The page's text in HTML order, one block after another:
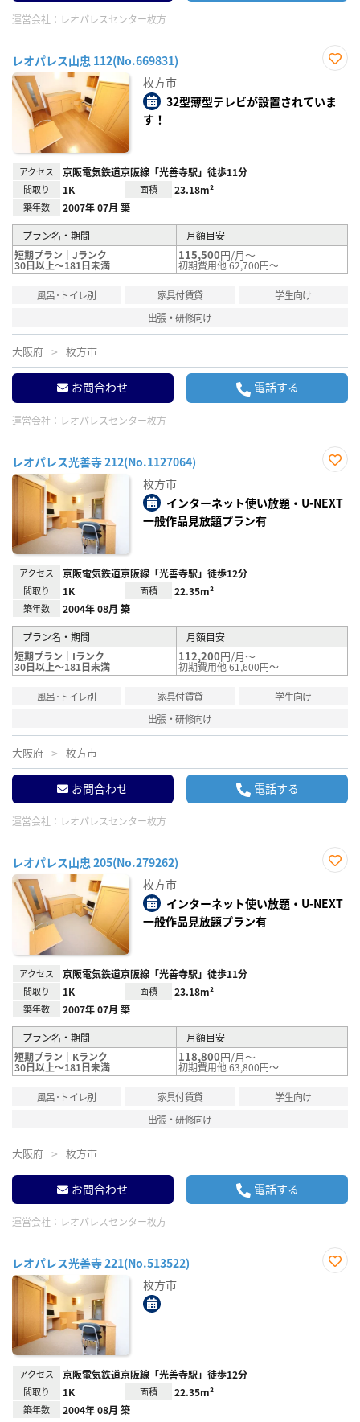
運営会社： レオパレスセンター枚方
レオパレス山忠 112(No.669831)
り登
録
枚方市
32型薄型テレビが設置されていま
す！
アクセス 京阪電気鉄道京阪線「光善寺駅」徒歩11分
間取り 1K 面積 23.18m²
築年数 2007年 07月 築
プラン名・期間
月額目安
短期プラン｜Jランク
30日以上～181日未満
115,500円/月～
初期費用他 62,700円～
風呂･トイレ別 家具付賃貸
学生向け
出張・研修向け
大阪府 枚方市
お問合わせ 電話する
運営会社： レオパレスセンター枚方
レオパレス光善寺 212(No.1127064)
り登
録
枚方市
インターネット使い放題・U-NEXT
一般作品見放題プラン有
アクセス 京阪電気鉄道京阪線「光善寺駅」徒歩12分
間取り 1K 面積 22.35m²
築年数 2004年 08月 築
プラン名・期間
月額目安
短期プラン｜Iランク
30日以上～181日未満
112,200円/月～
初期費用他 61,600円～
風呂･トイレ別 家具付賃貸
学生向け
出張・研修向け
大阪府 枚方市
お問合わせ 電話する
運営会社： レオパレスセンター枚方
レオパレス山忠 205(No.279262)
り登
録
枚方市
インターネット使い放題・U-NEXT
一般作品見放題プラン有
アクセス 京阪電気鉄道京阪線「光善寺駅」徒歩11分
間取り 1K 面積 23.18m²
築年数 2007年 07月 築
プラン名・期間
月額目安
短期プラン｜Kランク
30日以上～181日未満
118,800円/月～
初期費用他 63,800円～
風呂･トイレ別 家具付賃貸
学生向け
出張・研修向け
大阪府 枚方市
お問合わせ 電話する
運営会社： レオパレスセンター枚方
レオパレス光善寺 221(No.513522)
枚方市
アクセス 京阪電気鉄道京阪線「光善寺駅」徒歩12分
間取り 1K 面積 22.35m²
築年数 2004年 08月 築